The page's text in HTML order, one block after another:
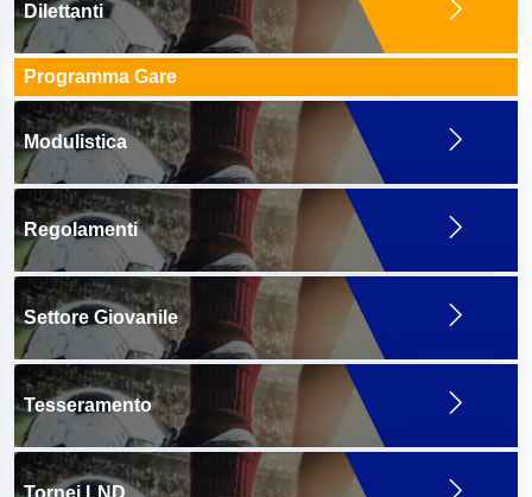
Dilettanti
Programma Gare
Modulistica
Regolamenti
Settore Giovanile
Tesseramento
Tornei LND